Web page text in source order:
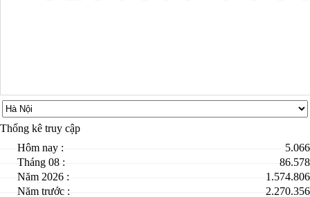
Thống kê truy cập
Hôm nay :
5.066
Tháng 08 :
86.578
Năm 2026 :
1.574.806
Năm trước :
2.270.356